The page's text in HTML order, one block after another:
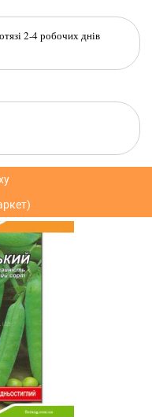
2-4 робочих днів